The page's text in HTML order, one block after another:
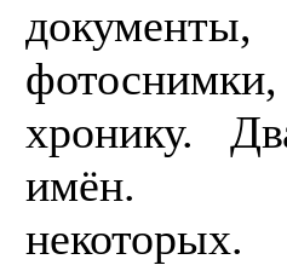
документы,
хронику.
имён.